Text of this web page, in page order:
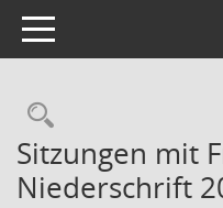
Toggle navigation
Sitzungen mit
Niederschrift